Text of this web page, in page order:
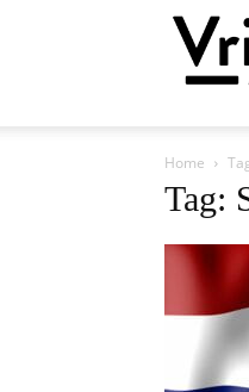
Vrij
Links
Home
Tag: